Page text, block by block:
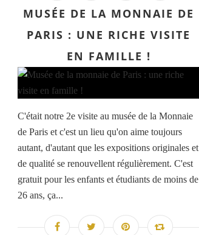
MUSÉE DE LA MONNAIE DE
PARIS : UNE RICHE VISITE
EN FAMILLE !
C'était notre 2e visite au musée de la Monnaie
de Paris et c'est un lieu qu'on aime toujours
autant, d'autant que les expositions originales et
de qualité se renouvellent régulièrement. C'est
gratuit pour les enfants et étudiants de moins de
26 ans, ça...